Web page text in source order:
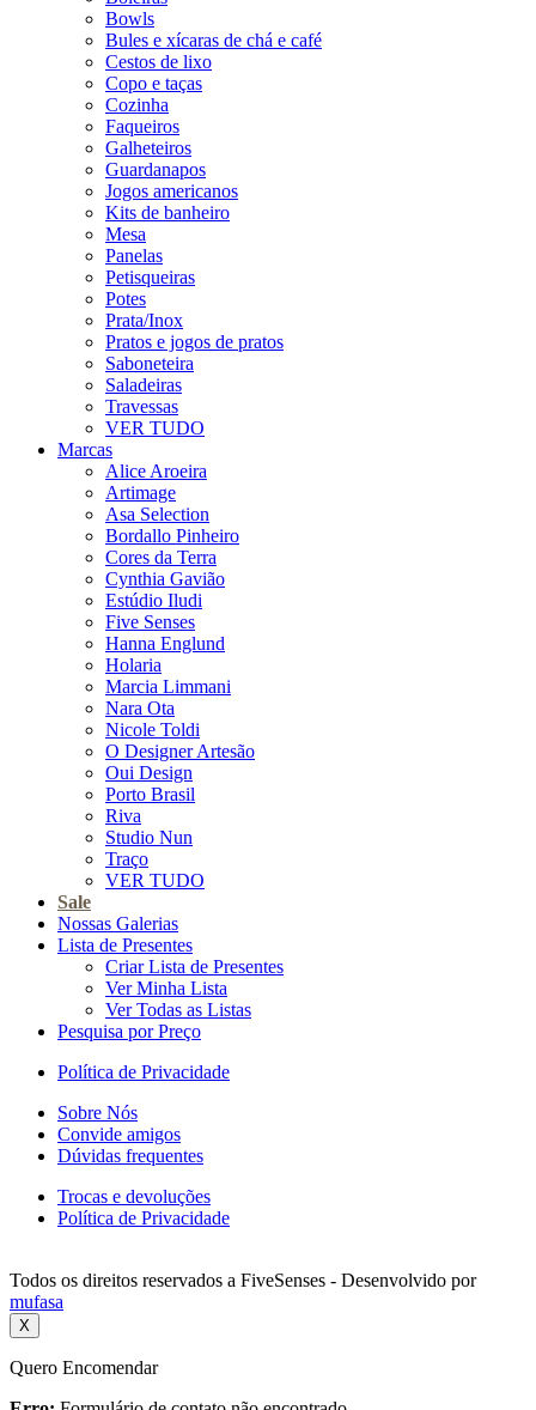
Bowls
Bules e xícaras de chá e café
Cestos de lixo
Copo e taças
Cozinha
Faqueiros
Galheteiros
Guardanapos
Jogos americanos
Kits de banheiro
Mesa
Panelas
Petisqueiras
Potes
Prata/Inox
Pratos e jogos de pratos
Saboneteira
Saladeiras
Travessas
VER TUDO
Marcas
Alice Aroeira
Artimage
Asa Selection
Bordallo Pinheiro
Cores da Terra
Cynthia Gavião
Estúdio Iludi
Five Senses
Hanna Englund
Holaria
Marcia Limmani
Nara Ota
Nicole Toldi
O Designer Artesão
Oui Design
Porto Brasil
Riva
Studio Nun
Traço
VER TUDO
Sale
Nossas Galerias
Lista de Presentes
Criar Lista de Presentes
Ver Minha Lista
Ver Todas as Listas
Pesquisa por Preço
Política de Privacidade
Sobre Nós
Convide amigos
Dúvidas frequentes
Trocas e devoluções
Política de Privacidade
Todos os direitos reservados a FiveSenses - Desenvolvido por
mufasa
X
Quero Encomendar